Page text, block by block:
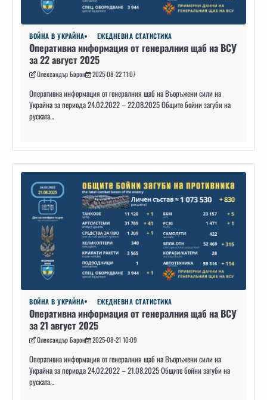
ВОЙНА В УКРАЙНА ЕЖЕДНЕВНА СТАТИСТИКА
Оперативна информация от генералния щаб на ВСУ
за 22 август 2025
Олександър Барон 2025-08-22 11:07
Оперативна информация от генералния щаб на Въоръжени сили на
Украйна за периода 24.02.2022 – 22.08.2025 Общите бойни загуби на
руската…
ВОЙНА В УКРАЙНА ЕЖЕДНЕВНА СТАТИСТИКА
Оперативна информация от генералния щаб на ВСУ
за 21 август 2025
Олександър Барон 2025-08-21 10:09
Оперативна информация от генералния щаб на Въоръжени сили на
Украйна за периода 24.02.2022 – 21.08.2025 Общите бойни загуби на
руската…